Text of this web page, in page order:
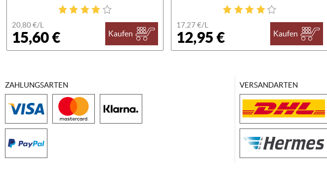
20,80 €/L
15,60 € Kaufen
17,27 €/L
12,95 € Kaufen
ZAHLUNGSARTEN VERSANDARTEN